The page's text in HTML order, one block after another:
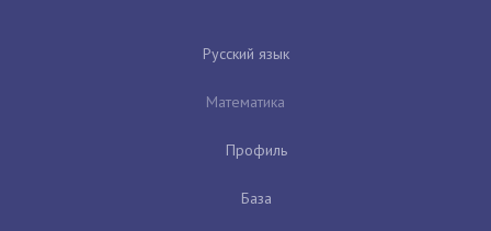
Русский язык
Математика
Профиль
База